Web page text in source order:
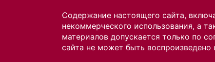
Содержание настоящего сайта,
некоммерческого использования, а
материалов допускается только по
сайта не может быть